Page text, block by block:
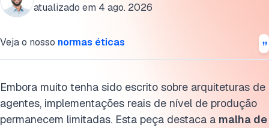
atualizado em 4 ago. 2026
Veja o nosso normas éticas
Embora muito tenha sido escrito sobre arquiteturas de
agentes, implementações reais de nível de produção
permanecem limitadas. Esta peça destaca a malha de
O futuro da malha agêntica: Apenas mais um hype?
Cite esta pesquisa